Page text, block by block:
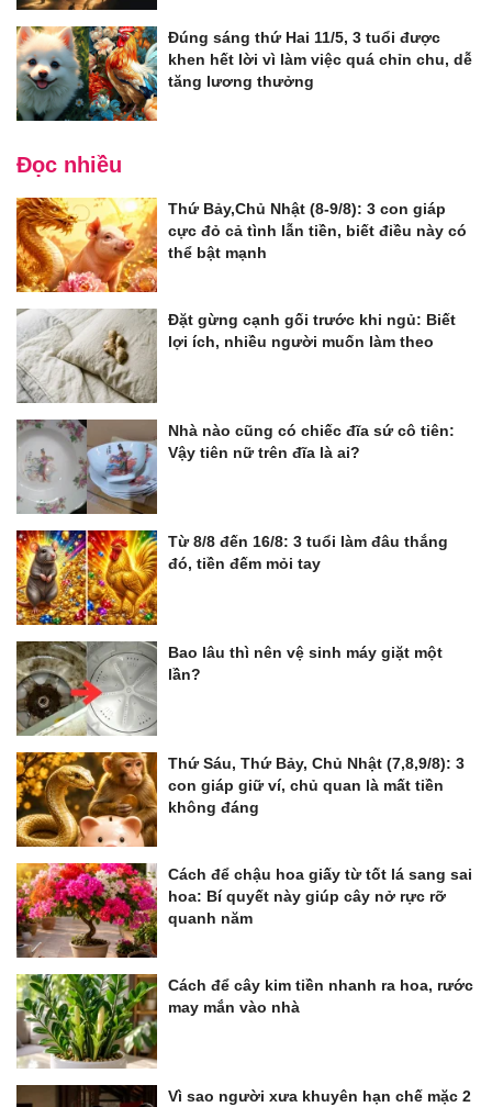
Đúng sáng thứ Hai 11/5, 3 tuổi được
khen hết lời vì làm việc quá chỉn chu, dễ
tăng lương thưởng
Đọc nhiều
Thứ Bảy,Chủ Nhật (8-9/8): 3 con giáp
cực đỏ cả tình lẫn tiền, biết điều này có
thể bật mạnh
Đặt gừng cạnh gối trước khi ngủ: Biết
lợi ích, nhiều người muốn làm theo
Nhà nào cũng có chiếc đĩa sứ cô tiên:
Vậy tiên nữ trên đĩa là ai?
Từ 8/8 đến 16/8: 3 tuổi làm đâu thắng
đó, tiền đếm mỏi tay
Bao lâu thì nên vệ sinh máy giặt một
lần?
Thứ Sáu, Thứ Bảy, Chủ Nhật (7,8,9/8): 3
con giáp giữ ví, chủ quan là mất tiền
không đáng
Cách để chậu hoa giấy từ tốt lá sang sai
hoa: Bí quyết này giúp cây nở rực rỡ
quanh năm
Cách để cây kim tiền nhanh ra hoa, rước
may mắn vào nhà
Vì sao người xưa khuyên hạn chế mặc 2